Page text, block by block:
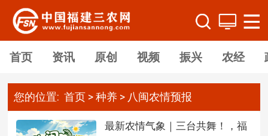
首页 资讯 原创 视频 振兴 农经
您的位置:首页 >种养 > 八闽农情预报
最新农情气象｜三台共舞！，福